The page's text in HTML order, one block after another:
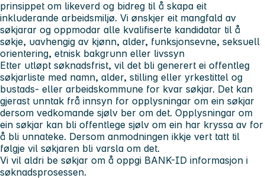
prinsippet om likeverd og bidreg til å skapa eit
inkluderande arbeidsmiljø. Vi ønskjer eit mangfald av
søkjarar og oppmodar alle kvalifiserte kandidatar til å
søkje, uavhengig av kjønn, alder, funksjonsevne, seksuell
orientering, etnisk bakgrunn eller livssyn
Etter utløpt søknadsfrist, vil det bli generert ei offentleg
søkjarliste med namn, alder, stilling eller yrkestittel og
bustads- eller arbeidskommune for kvar søkjar. Det kan
gjerast unntak frå innsyn for opplysningar om ein søkjar
dersom vedkomande sjølv ber om det. Opplysningar om
ein søkjar kan bli offentlege sjølv om ein har kryssa av for
å bli unnateke. Dersom anmodningen ikkje vert tatt til
følgje vil søkjaren bli varsla om det.
Vi vil aldri be søkjar om å oppgi BANK-ID informasjon i
søknadsprosessen.